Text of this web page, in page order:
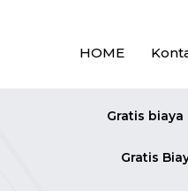
HOME
Gratis
Gratis